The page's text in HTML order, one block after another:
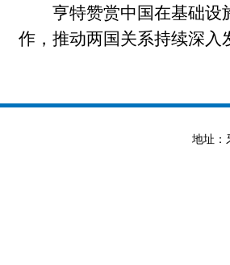
亨特赞赏中国在基础设
作，推动两国关系持续深入
地址：